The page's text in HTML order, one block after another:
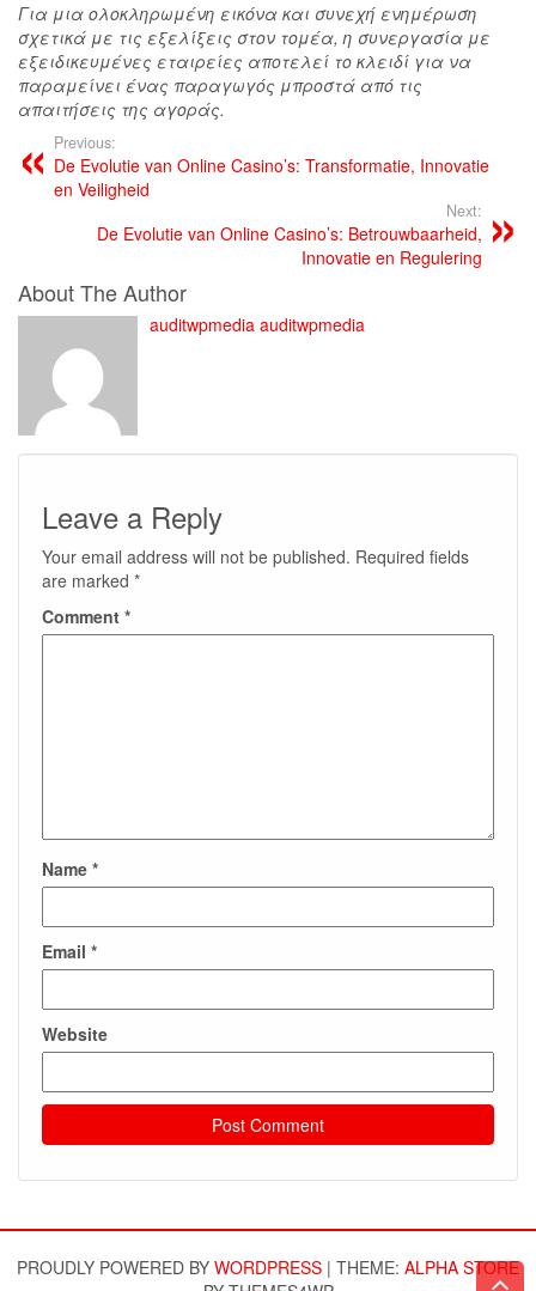
Για μια ολοκληρωμένη εικόνα και συνεχή ενημέρωση
σχετικά με τις εξελίξεις στον τομέα, η συνεργασία με
εξειδικευμένες εταιρείες αποτελεί το κλειδί για να
παραμείνει ένας παραγωγός μπροστά από τις
απαιτήσεις της αγοράς.
Previous:
De Evolutie van Online Casino’s: Transformatie, Innovatie
en Veiligheid
Next:
De Evolutie van Online Casino’s: Betrouwbaarheid,
Innovatie en Regulering
About The Author
auditwpmedia auditwpmedia
Leave a Reply
Your email address will not be published. Required fields
are marked *
Comment *
Name *
Email *
Website
PROUDLY POWERED BY WORDPRESS | THEME: ALPHA STORE